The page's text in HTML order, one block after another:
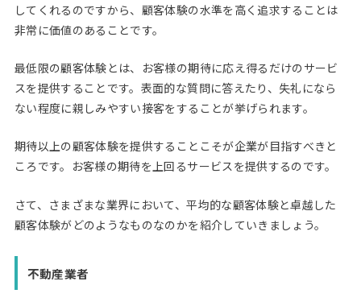
してくれるのですから、顧客体験の水準を高く追求することは
非常に価値のあることです。
最低限の顧客体験とは、お客様の期待に応え得るだけのサービ
スを提供することです。表面的な質問に答えたり、失礼になら
ない程度に親しみやすい接客をすることが挙げられます。
期待以上の顧客体験を提供することこそが企業が目指すべきと
ころです。お客様の期待を上回るサービスを提供するのです。
さて、さまざまな業界において、平均的な顧客体験と卓越した
顧客体験がどのようなものなのかを紹介していきましょう。
不動産業者